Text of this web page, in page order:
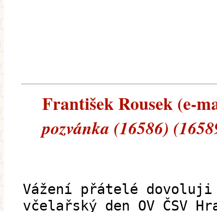
František Rousek (e-
pozvánka (16586)
Vážení přátelé dovoluji
včelařský den OV ČSV